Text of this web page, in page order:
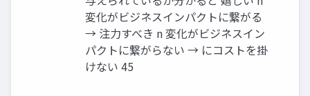
変化がビジネスインパクトに繋がる
→ 注⼒すべき n 変化がビジネスイン
パクトに繋がらない → にコストを掛
けない 45